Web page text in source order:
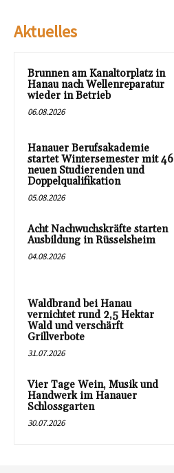
Aktuelles
Brunnen am Kanaltorplatz in
Hanau nach Wellenreparatur
wieder in Betrieb
06.08.2026
Hanauer Berufsakademie
startet Wintersemester mit 46
neuen Studierenden und
Doppelqualifikation
05.08.2026
Acht Nachwuchskräfte starten
Ausbildung in Rüsselsheim
04.08.2026
Waldbrand bei Hanau
vernichtet rund 2,5 Hektar
Wald und verschärft
Grillverbote
31.07.2026
Vier Tage Wein, Musik und
Handwerk im Hanauer
Schlossgarten
30.07.2026